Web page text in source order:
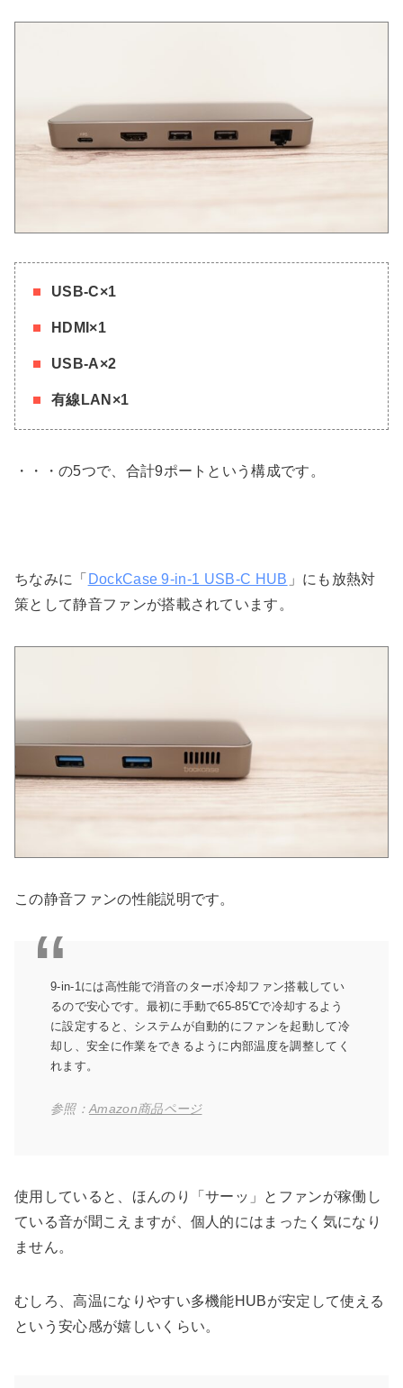
USB-C×1
HDMI×1
USB-A×2
有線LAN×1
・・・の5つで、合計9ポートという構成です。
ちなみに「 DockCase 9-in-1 USB-C HUB 」にも放熱対
策として静音ファンが搭載されています。
この静音ファンの性能説明です。
9-in-1には高性能で消音のターボ冷却ファン搭載してい
るので安心です。最初に手動で65-85℃で冷却するよう
に設定すると、システムが自動的にファンを起動して冷
却し、安全に作業をできるように内部温度を調整してく
れます。
参照： Amazon商品ページ
使用していると、ほんのり「サーッ」とファンが稼働し
ている音が聞こえますが、個人的にはまったく気になり
ません。
むしろ、高温になりやすい多機能HUBが安定して使える
という安心感が嬉しいくらい。